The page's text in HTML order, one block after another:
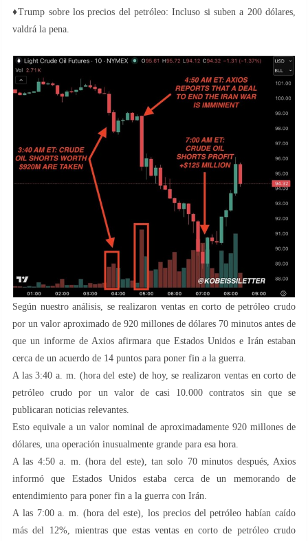
♦️Trump sobre los precios del petróleo: Incluso si suben a 200 dólares,
valdrá la pena.
Según nuestro análisis, se realizaron ventas en corto de petróleo crudo
por un valor aproximado de 920 millones de dólares 70 minutos antes de
que un informe de Axios afirmara que Estados Unidos e Irán estaban
cerca de un acuerdo de 14 puntos para poner fin a la guerra.
A las 3:40 a. m. (hora del este) de hoy, se realizaron ventas en corto de
petróleo crudo por un valor de casi 10.000 contratos sin que se
publicaran noticias relevantes.
Esto equivale a un valor nominal de aproximadamente 920 millones de
dólares, una operación inusualmente grande para esa hora.
A las 4:50 a. m. (hora del este), tan solo 70 minutos después, Axios
informó que Estados Unidos estaba cerca de un memorando de
entendimiento para poner fin a la guerra con Irán.
A las 7:00 a. m. (hora del este), los precios del petróleo habían caído
más del 12%, mientras que estas ventas en corto de petróleo crudo